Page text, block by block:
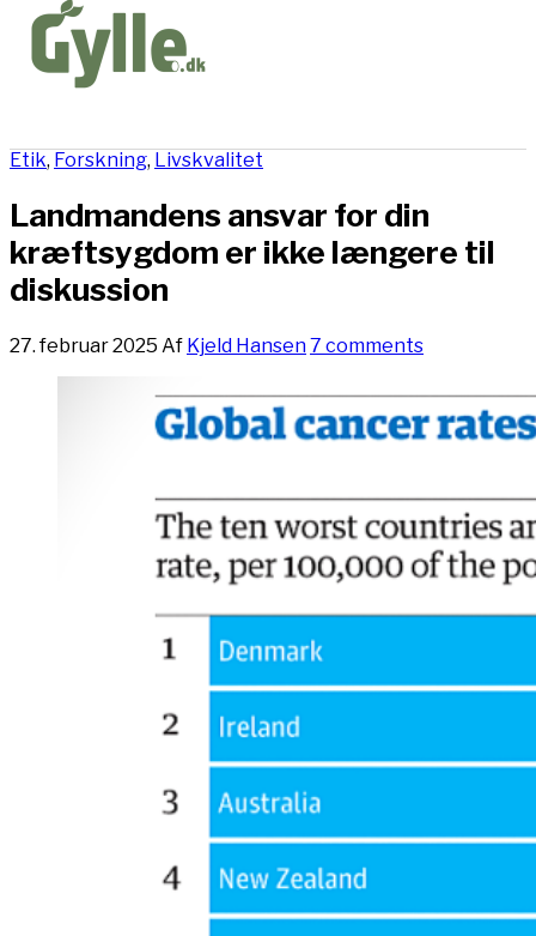
Etik, Forskning, Livskvalitet
Landmandens ansvar for din
kræftsygdom er ikke længere til
diskussion
27. februar 2025 Af Kjeld Hansen7 comments